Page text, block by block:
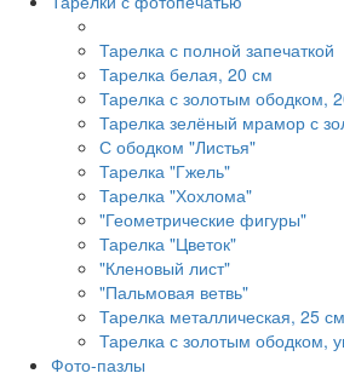
Тарелка с полной запечаткой
Тарелка белая, 20 см
Тарелка с золотым ободком,
Тарелка зелёный мрамор с
С ободком "Листья"
Тарелка "Гжель"
Тарелка "Хохлома"
"Геометрические фигуры"
Тарелка "Цветок"
"Кленовый лист"
"Пальмовая ветвь"
Тарелка металлическая, 25
Тарелка с золотым ободком,
Фото-пазлы